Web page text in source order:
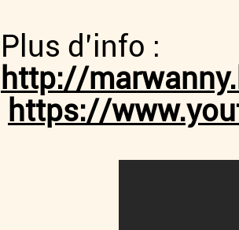
Plus d’info :
http://
https://